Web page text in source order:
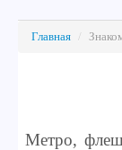
Главная /
Метро,